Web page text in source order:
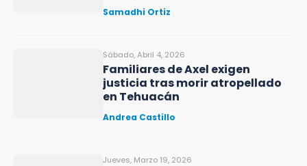
Samadhi Ortiz
Sábado, Abril 4, 2026
Familiares de Axel exigen
justicia tras morir atropellado
en Tehuacán
Andrea Castillo
Jueves, Marzo 19, 2026